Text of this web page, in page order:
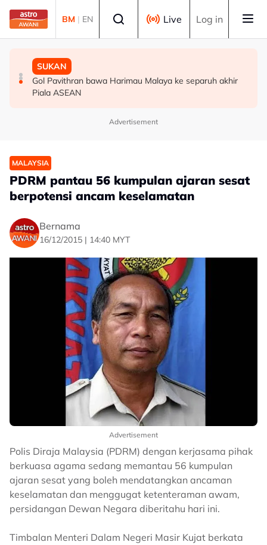
Skip to main content
BM | EN Live Log in
MALAYSIA
Berita tempatan pilihan sepanjang hari ini
MALAYSIA
Bapa lemas cuba selamatkan anak jatuh kolam ikan
SUKAN
Gol Pavithran bawa Harimau Malaya ke separuh akhir
Piala ASEAN
Advertisement
MALAYSIA
PDRM pantau 56 kumpulan ajaran sesat
berpotensi ancam keselamatan
Bernama
16/12/2015 | 14:40 MYT
Advertisement
Polis Diraja Malaysia (PDRM) dengan kerjasama pihak
berkuasa agama sedang memantau 56 kumpulan
ajaran sesat yang boleh mendatangkan ancaman
keselamatan dan menggugat ketenteraman awam,
persidangan Dewan Negara diberitahu hari ini.
Timbalan Menteri Dalam Negeri Masir Kujat berkata